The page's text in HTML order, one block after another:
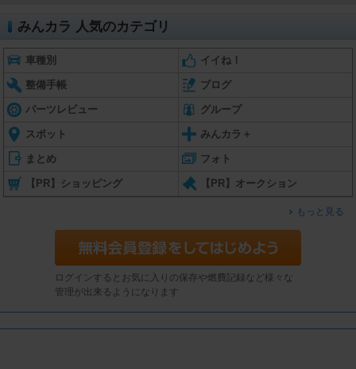
みんカラ 人気のカテゴリ
車種別 イイね！
整備手帳 ブログ
パーツレビュー グループ
スポット みんカラ＋
まとめ フォト
【PR】ショッピング 【PR】オークション
もっと見る
ログインするとお気に入りの保存や燃費記録など様々な
管理が出来るようになります